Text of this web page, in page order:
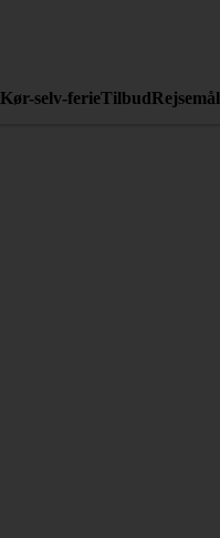
Kør-selv-ferieTilbudRejsemål